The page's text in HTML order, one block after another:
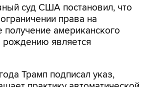
суд США постановил, что
права на
получение американского
рождению является
Трамп подписал указ,